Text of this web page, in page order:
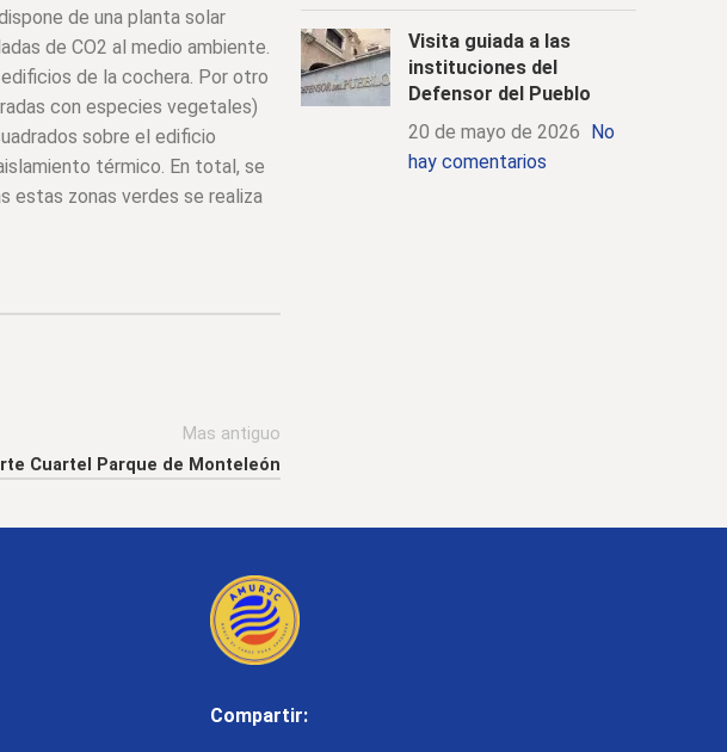
de una planta solar
de CO2 al medio ambiente.
de la cochera. Por otro
con especies vegetales)
sobre el edificio
térmico. En total, se
estas zonas verdes se realiza
Mas antiguo
Cuartel Parque de Monteleón
Visita guiada a las
instituciones del
Defensor del Pueblo
20 de mayo de 2026 No
hay comentarios
Compartir: